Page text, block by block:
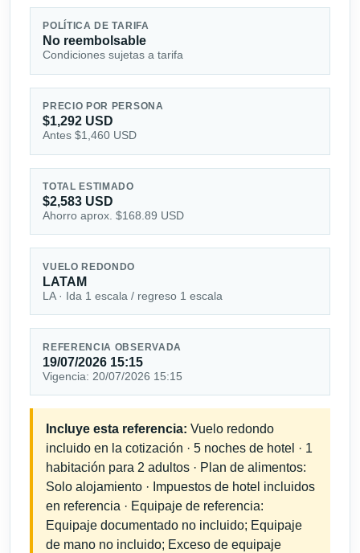
POLÍTICA DE TARIFA
No reembolsable
Condiciones sujetas a tarifa
PRECIO POR PERSONA
$1,292 USD
Antes $1,460 USD
TOTAL ESTIMADO
$2,583 USD
Ahorro aprox. $168.89 USD
VUELO REDONDO
LATAM
LA · Ida 1 escala / regreso 1 escala
REFERENCIA OBSERVADA
19/07/2026 15:15
Vigencia: 20/07/2026 15:15
Incluye esta referencia: Vuelo redondo
incluido en la cotización · 5 noches de hotel · 1
habitación para 2 adultos · Plan de alimentos:
Solo alojamiento · Impuestos de hotel incluidos
en referencia · Equipaje de referencia:
Equipaje documentado no incluido; Equipaje
de mano no incluido; Exceso de equipaje